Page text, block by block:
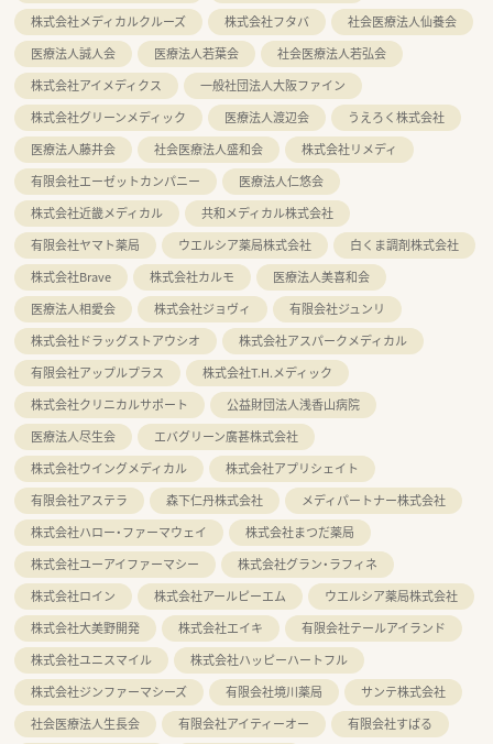
株式会社メディカルクルーズ
株式会社フタバ
社会医療法人仙養会
医療法人誠人会
医療法人若葉会
社会医療法人若弘会
株式会社アイメディクス
一般社団法人大阪ファイン
株式会社グリーンメディック
医療法人渡辺会
うえろく株式会社
医療法人藤井会
社会医療法人盛和会
株式会社リメディ
有限会社エーゼットカンパニー
医療法人仁悠会
株式会社近畿メディカル
共和メディカル株式会社
有限会社ヤマト薬局
ウエルシア薬局株式会社
白くま調剤株式会社
株式会社Brave
株式会社カルモ
医療法人美喜和会
医療法人相愛会
株式会社ジョヴィ
有限会社ジュンリ
株式会社ドラッグストアウシオ
株式会社アスパークメディカル
有限会社アップルプラス
株式会社T.H.メディック
株式会社クリニカルサポート
公益財団法人浅香山病院
医療法人尽生会
エバグリーン廣甚株式会社
株式会社ウイングメディカル
株式会社アプリシェイト
有限会社アステラ
森下仁丹株式会社
メディパートナー株式会社
株式会社ハロー・ファーマウェイ
株式会社まつだ薬局
株式会社ユーアイファーマシー
株式会社グラン・ラフィネ
株式会社ロイン
株式会社アールピーエム
ウエルシア薬局株式会社
株式会社大美野開発
株式会社エイキ
有限会社テールアイランド
株式会社ユニスマイル
株式会社ハッピーハートフル
株式会社ジンファーマシーズ
有限会社境川薬局
サンテ株式会社
社会医療法人生長会
有限会社アイティーオー
有限会社すばる